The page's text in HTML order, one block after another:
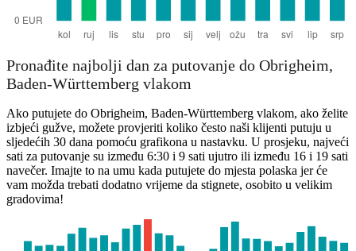
Pronađite najbolji dan za putovanje do Obrigheim,
Baden-Württemberg vlakom
Ako putujete do Obrigheim, Baden-Württemberg vlakom, ako želite
izbjeći gužve, možete provjeriti koliko često naši klijenti putuju u
sljedećih 30 dana pomoću grafikona u nastavku. U prosjeku, najveći
sati za putovanje su između 6:30 i 9 sati ujutro ili između 16 i 19 sati
navečer. Imajte to na umu kada putujete do mjesta polaska jer će
vam možda trebati dodatno vrijeme da stignete, osobito u velikim
gradovima!